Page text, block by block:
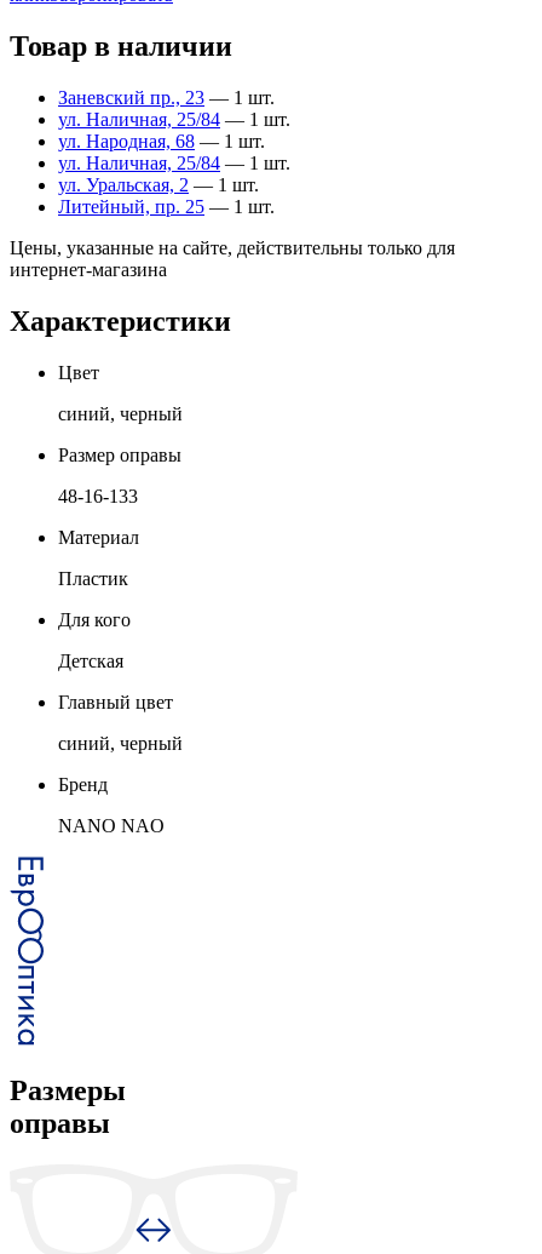
Товар в наличии
Заневский пр., 23 — 1 шт.
ул. Наличная, 25/84 — 1 шт.
ул. Народная, 68 — 1 шт.
ул. Наличная, 25/84 — 1 шт.
ул. Уральская, 2 — 1 шт.
Литейный, пр. 25 — 1 шт.
Цены, указанные на сайте, действительны только для
интернет-магазина
Характеристики
Цвет
синий, черный
Размер оправы
48-16-133
Материал
Пластик
Для кого
Детская
Главный цвет
синий, черный
Бренд
NANO NAO
Размеры
оправы